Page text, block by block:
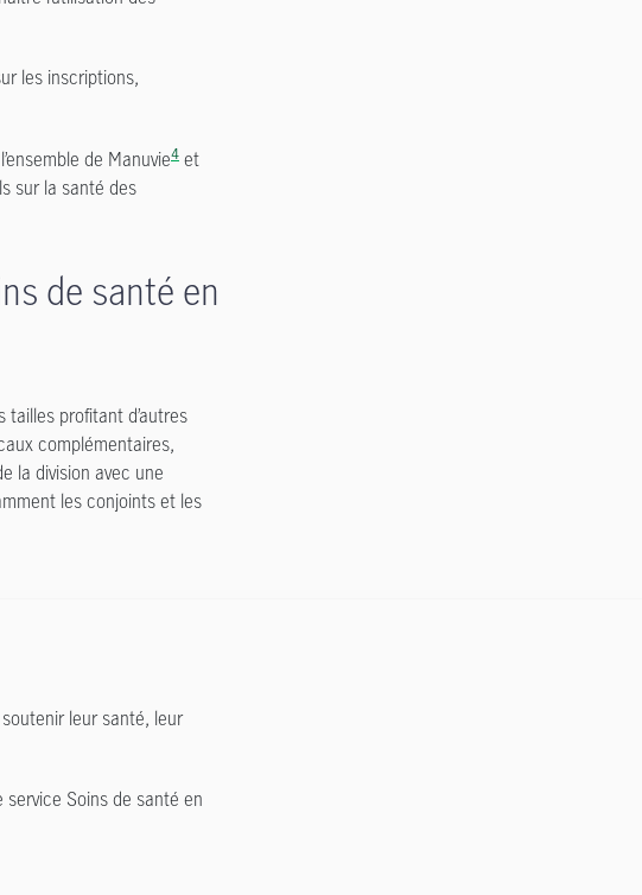
les inscriptions,
de Manuvie4 et
sur la santé des
de santé en
profitant d’autres
complémentaires,
la division avec une
les conjoints et les
leur santé, leur
service Soins de santé en